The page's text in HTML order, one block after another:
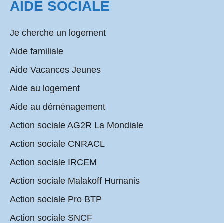
AIDE SOCIALE
Je cherche un logement
Aide familiale
Aide Vacances Jeunes
Aide au logement
Aide au déménagement
Action sociale AG2R La Mondiale
Action sociale CNRACL
Action sociale IRCEM
Action sociale Malakoff Humanis
Action sociale Pro BTP
Action sociale SNCF